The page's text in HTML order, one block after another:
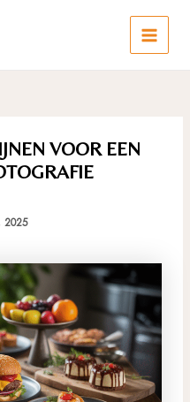
MAIN
VOOR EEN
2025